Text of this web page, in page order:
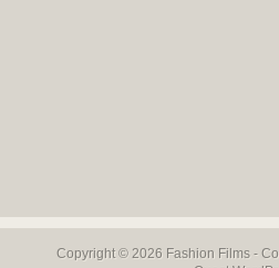
Copyright © 2026 Fashion Films-